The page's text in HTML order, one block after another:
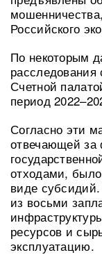
Российского
По некоторым
Счетной
период
Согласно эти
отвечающей
отходами,
виде
из восьми
ресурсов и
эксплуатацию.